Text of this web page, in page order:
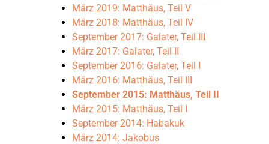
März 2019: Matthäus, Teil V
März 2018: Matthäus, Teil IV
September 2017: Galater, Teil III
März 2017: Galater, Teil II
September 2016: Galater, Teil I
März 2016: Matthäus, Teil III
September 2015: Matthäus, Teil II
März 2015: Matthäus, Teil I
September 2014: Habakuk
März 2014: Jakobus